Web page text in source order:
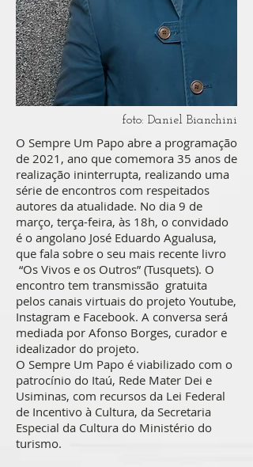
foto: Daniel Bianchini
O Sempre Um Papo abre a programação
de 2021, ano que comemora 35 anos de
realização ininterrupta, realizando uma
série de encontros com respeitados
autores da atualidade. No dia 9 de
março, terça-feira, às 18h, o convidado
é o angolano José Eduardo Agualusa,
que fala sobre o seu mais recente livro
“Os Vivos e os Outros” (Tusquets). O
encontro tem transmissão gratuita
pelos canais virtuais do projeto Youtube,
Instagram e Facebook. A conversa será
mediada por Afonso Borges, curador e
idealizador do projeto.
O Sempre Um Papo é viabilizado com o
patrocínio do Itaú, Rede Mater Dei e
Usiminas, com recursos da Lei Federal
de Incentivo à Cultura, da Secretaria
Especial da Cultura do Ministério do
turismo.